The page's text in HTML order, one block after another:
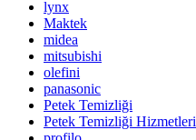
lynx
Maktek
midea
mitsubishi
olefini
panasonic
Petek Temizliği
Petek Temizliği Hizmetleri